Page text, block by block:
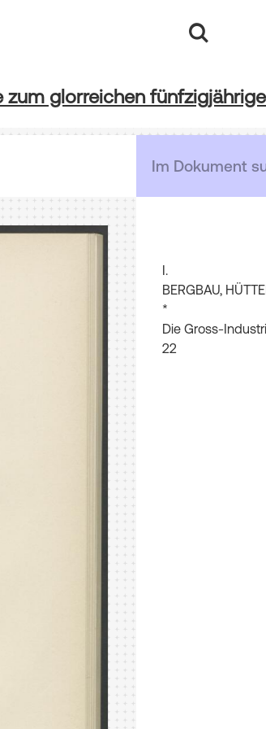
glorreichen
I.
BERGBAU,
*
Die Gross-
22